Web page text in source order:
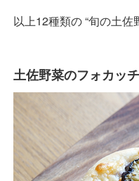
以上12種類の “旬の土佐
土佐野菜のフォカッ